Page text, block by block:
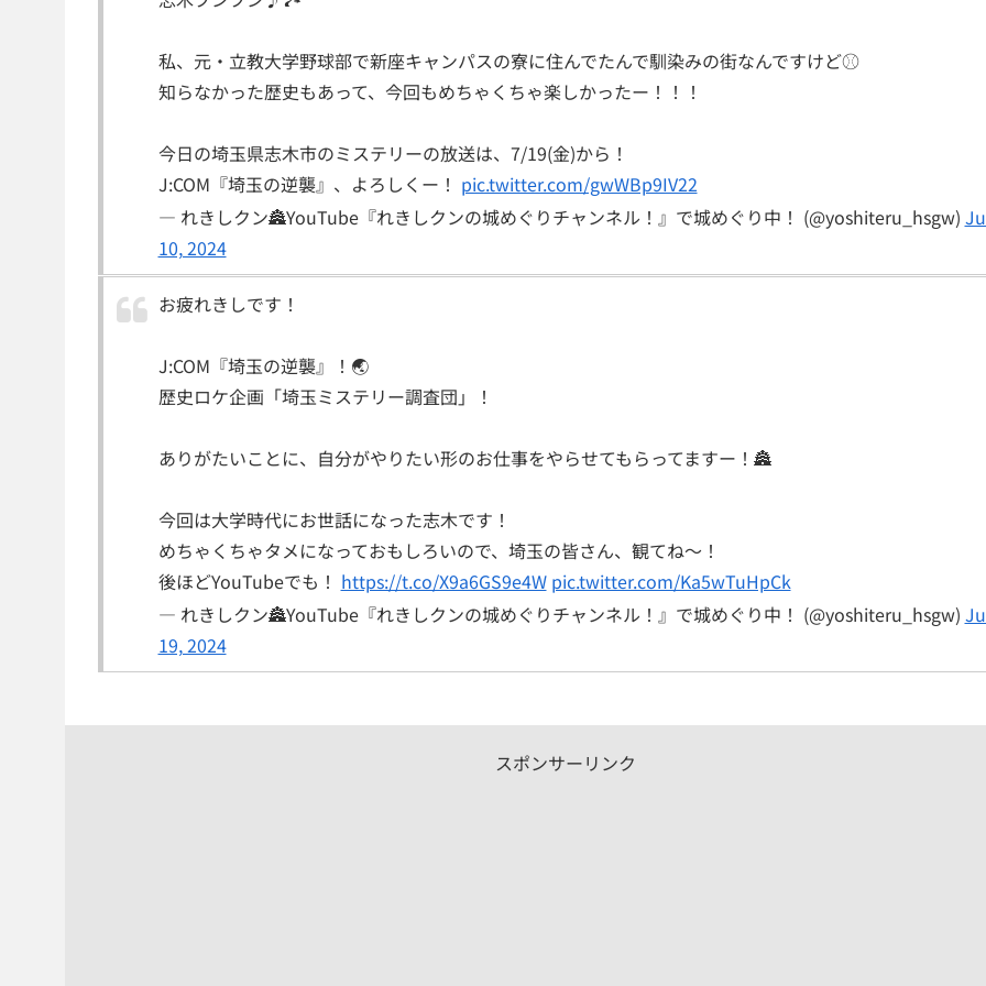
私、元・立教大学野球部で新座キャンパスの寮に住んでたんで馴染みの街なんですけど⚾️
知らなかった歴史もあって、今回もめちゃくちゃ楽しかったー！！！
今日の埼玉県志木市のミステリーの放送は、7/19(金)から！
J:COM『埼玉の逆襲』、よろしくー！ pic.twitter.com/gwWBp9IV22
— れきしクン🏯YouTube『れきしクンの城めぐりチャンネル！』で城めぐり中！ (@yoshiteru_hsgw)
10, 2024
お疲れきしです！
J:COM『埼玉の逆襲』！🌏
歴史ロケ企画「埼玉ミステリー調査団」！
ありがたいことに、自分がやりたい形のお仕事をやらせてもらってますー！🏯
今回は大学時代にお世話になった志木です！
めちゃくちゃタメになっておもしろいので、埼玉の皆さん、観てね〜！
後ほどYouTubeでも！ https://t.co/X9a6GS9e4W pic.twitter.com/Ka5wTuHpCk
— れきしクン🏯YouTube『れきしクンの城めぐりチャンネル！』で城めぐり中！ (@yoshiteru_hsgw)
19, 2024
スポンサーリンク